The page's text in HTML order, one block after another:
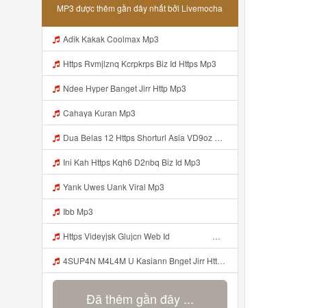
MP3 được thêm gần đây nhất bởi Livemocha
Adik Kakak Coolmax Mp3
Https Rvmjlznq Kcrpkrps Biz Id Https Mp3
Ndee Hyper Banget Jirr Http Mp3
Cahaya Kuran Mp3
Dua Belas 12 Https Shorturl Asia VD9oz Mp3
Ini Kah Https Kqh6 D2nbq Biz Id Mp3
Yank Uwes Uank Viral Mp3
Ibb Mp3
Https Videyjsk Glujcn Web Id ᅟᅟᅟᅟᅟᅟᅟᅟᅟᅟᅟᅟᅟᅟᅟᅟᅟᅟᅟᅟᅟᅟᅟᅟᅟᅟᅟᅟᅟᅟᅟᅟ ᅠ ᅠ ᅠ ᅠ ᅠ ᅠ ᅠ ᅠ ᅠ ᅠ ᅠ ᅠ ᅠ ᅠ ᅠ OKk ᅠ ᅠ ᅠ ᅠ ᅠ ᅠ ᅠ ᅠ ᅠ ᅠ ᅠ ᅠ ᅠ ᅠ ᅠ Mp3
4SUP4N M4L4M U Kasiann Bnget Jirr Https Videy Co Yews Web Id PTldKA ᅠ ᅠ ᅠ ᅠ ᅠ ᅠ ᅠ ᅠ ᅠ ᅠ ᅠ ᅠ ᅠ ᅠ ᅠ ᅠ ᅠ ᅠ ᅠ ᅠ ᅠ ᅠ ᅠ ᅠ ᅠ ᅠ ᅠ ᅠ ᅠ ᅠ ᅠ ᅠ ᅠ ᅠ ᅠ ᅠ ᅠ ᅠ ᅠ ᅠ ᅠ ᅠ ᅠ ᅠ ᅠ ᅠ ᅠ ᅠ ᅠ ᅠ ᅠ ᅠ ᅠ ᅠ ᅠ ᅠ ᅠ ᅠ Mp3
Đã thêm gần đây ...